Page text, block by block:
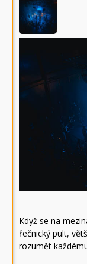
Když se na
řečnický pult,
rozumět